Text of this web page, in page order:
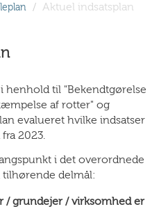
/ Aktuel indsatsplan
henhold til "Bekendtgørelse
af rotter" og
evalueret hvilke indsatser
2023.
i det overordnede
delmål:
/ grundejer / virksomhed er